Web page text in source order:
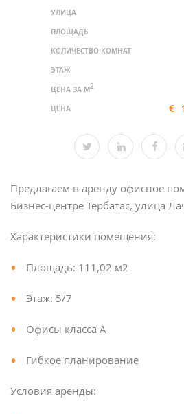
УЛИЦА
ПЛОЩАДЬ
КОЛИЧЕСТВО КОМНАТ
ЭТАЖ
ЦЕНА ЗА M2
ЦЕНА
€
Предлагаем в аренду офисное
Бизнес-центре Тербатас, улица
Характеристики помещения:
Площадь: 111,02 м2
Этаж: 5/7
Офисы класса А
Гибкое планирование
Условия аренды: